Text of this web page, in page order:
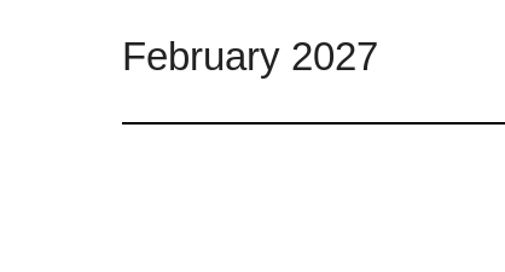
February 2027